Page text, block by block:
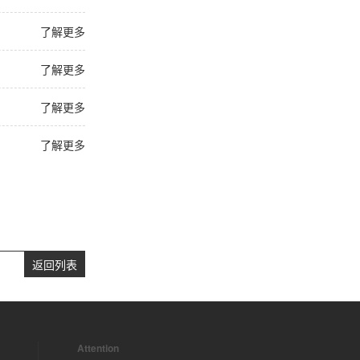
了解更多
了解更多
了解更多
了解更多
返回列表
Attention